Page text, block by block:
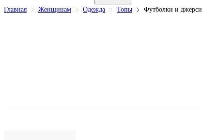
Главная Женщинам Одежда Топы Футболки и джерси